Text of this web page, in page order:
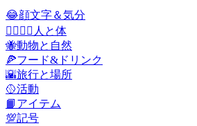
😂顔文字＆気分
👩‍❤️‍💋‍👨 人と体
🐝動物と自然
🍕フード&ドリンク
🌇旅行と場所
🥎活動
📙 アイテム
💯記号